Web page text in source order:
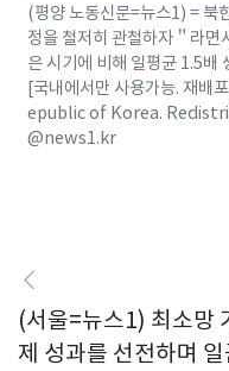
(평양 노동신문=뉴스1) = 북
정을 철저히 관철하자＂라면
은 시기에 비해 일평균 1.5배
[국내에서만 사용가능. 재
epublic of Korea.
@news1.kr
(서울=뉴스1) 최소망
제 성과를 선전하며